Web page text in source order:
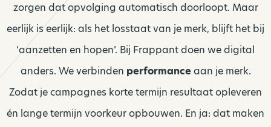
zorgen dat opvolging automatisch doorloopt. Maar
eerlijk is eerlijk: als het losstaat van je merk, blijft het bij
‘aanzetten en hopen’. Bij Frappant doen we digital
anders. We verbinden performanceaan je merk.
Zodat je campagnes korte termijn resultaat opleveren
én lange termijn voorkeur opbouwen. En ja: dat maken